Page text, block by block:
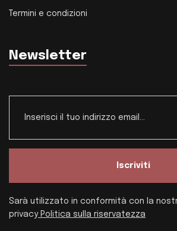
Termini e condizioni
Newsletter
Iscriviti
Sarà utilizzato in conformità con la
privacy Politica sulla riservatezza